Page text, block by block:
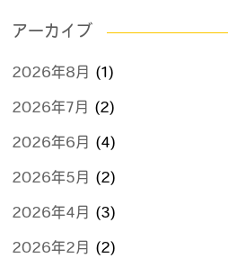
アーカイブ
2026年8月 (1)
2026年7月 (2)
2026年6月 (4)
2026年5月 (2)
2026年4月 (3)
2026年2月 (2)